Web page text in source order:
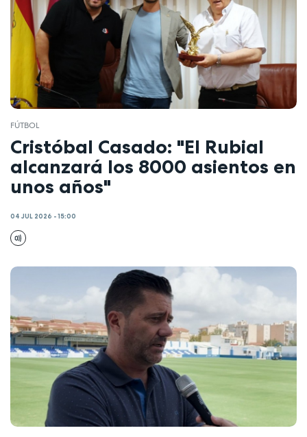
FÚTBOL
Cristóbal Casado: "El Rubial
alcanzará los 8000 asientos en
unos años"
04 JUL 2026 - 15:00